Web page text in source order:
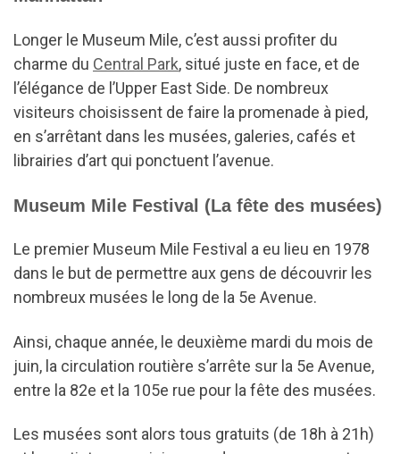
Longer le Museum Mile, c’est aussi profiter du
charme du Central Park, situé juste en face, et de
l’élégance de l’Upper East Side. De nombreux
visiteurs choisissent de faire la promenade à pied,
en s’arrêtant dans les musées, galeries, cafés et
librairies d’art qui ponctuent l’avenue.
Museum Mile Festival (La fête des musées)
Le premier Museum Mile Festival a eu lieu en 1978
dans le but de permettre aux gens de découvrir les
nombreux musées le long de la 5e Avenue.
Ainsi, chaque année, le deuxième mardi du mois de
juin, la circulation routière s’arrête sur la 5e Avenue,
entre la 82e et la 105e rue pour la fête des musées.
Les musées sont alors tous gratuits (de 18h à 21h)